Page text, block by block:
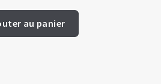
au panier